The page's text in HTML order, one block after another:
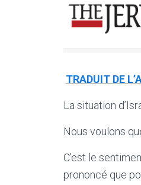
TRADUIT DE
La situation
Nous voulons
C’est le
prononcé que